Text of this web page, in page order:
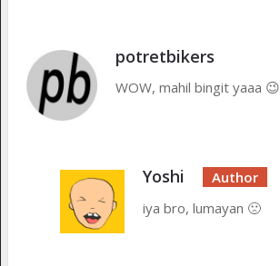
potretbikers
WOW, mahil bingit yaaa 😉
Yoshi
iya bro, lumayan 🙁